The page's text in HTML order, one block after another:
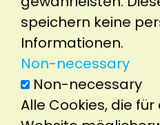
speichern keine
Informationen.
Non-necessary
Non-necessary
Alle Cookies, die